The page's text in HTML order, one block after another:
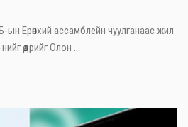
ын Ерөнхий ассамблейн чуулганаас жил
өдрийг Олон ...